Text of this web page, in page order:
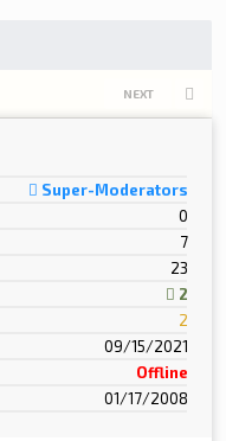
NEXT
Super-Moderators
0
7
23
2
2
09/15/2021
Offline
01/17/2008